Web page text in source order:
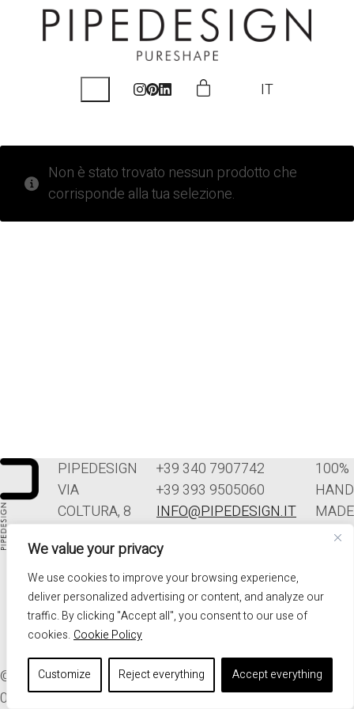
We value your privacy
We use cookies to improve your browsing experience,
deliver personalized advertising or content, and analyze our
traffic. By clicking "Accept all", you consent to our use of
cookies. Cookie Policy
Customize Reject everything Accept everything
IT
Non è stato trovato nessun prodotto che
corrisponde alla tua selezione.
PIPEDESIGN
VIA
COLTURA, 8
POLCENIGO
(PN)
ITALIA
+39 340 7907742
+39 393 9505060
INFO@PIPEDESIGN.IT
CONDIZIONI DI
VENDITA
PRIVACY
100%
HAND
MADE
© 2026. ALL RIGHTS RESERVED - PIPEDESIGN | P.I.
01576340937